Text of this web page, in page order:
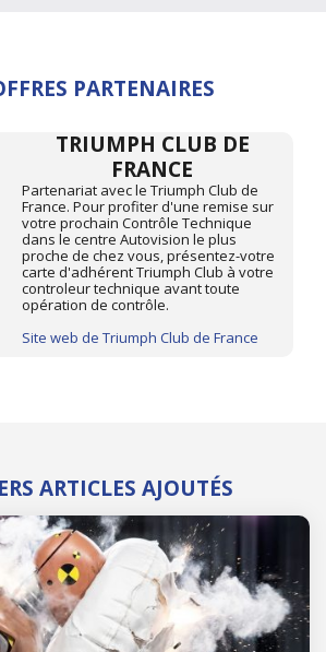
PARTENAIRES
TRIUMPH CLUB DE
FRANCE
Partenariat avec le Triumph Club de
France. Pour profiter d'une remise sur
votre prochain Contrôle Technique
dans le centre Autovision le plus
proche de chez vous, présentez-votre
carte d'adhérent Triumph Club à votre
controleur technique avant toute
opération de contrôle.
Site web de Triumph Club de France
ARTICLES AJOUTÉS